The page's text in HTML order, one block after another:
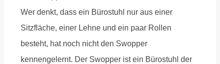
Wer denkt, dass ein Bürostuhl nur aus einer
Sitzfläche, einer Lehne und ein paar Rollen
besteht, hat noch nicht den Swopper
kennengelernt. Der Swopper ist ein Bürostuhl der